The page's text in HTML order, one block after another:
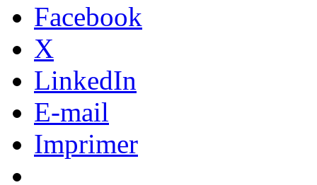
Facebook
X
LinkedIn
E-mail
Imprimer